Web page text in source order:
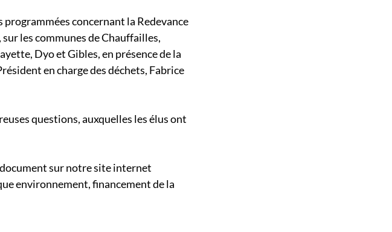
concernant la Redevance
les communes de Chauffailles,
Dyo et Gibles, en présence de la
en charge des déchets, Fabrice
questions, auxquelles les élus ont
sur notre site internet
environnement, financement de la